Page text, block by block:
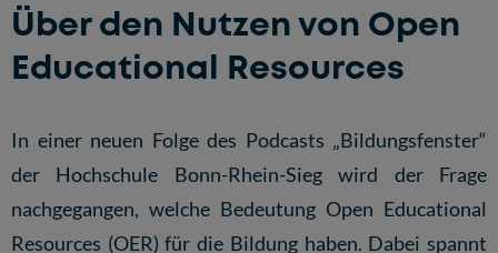
Über den Nutzen von Open
Educational Resources
In einer neuen Folge des Podcasts „Bildungsfenster“
der Hochschule Bonn-Rhein-Sieg wird der Frage
nachgegangen, welche Bedeutung Open Educational
Resources (OER) für die Bildung haben. Dabei spannt